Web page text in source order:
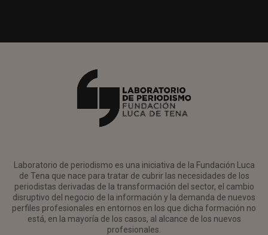
Laboratorio de periodismo es una iniciativa de la Fundación Luca
de Tena que nace para tratar de cubrir las necesidades de los
periodistas derivadas de la transformación del sector, el cambio
disruptivo del negocio de la información y la demanda de nuevos
perfiles profesionales en entornos en los que dicha formación no
está, en la mayoría de los casos, al alcance de los nuevos
profesionales.